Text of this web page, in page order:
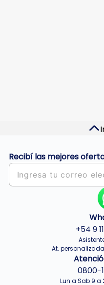
Recibí las mejores
+54 9
At.
0800-
Lun a Sab 9 a